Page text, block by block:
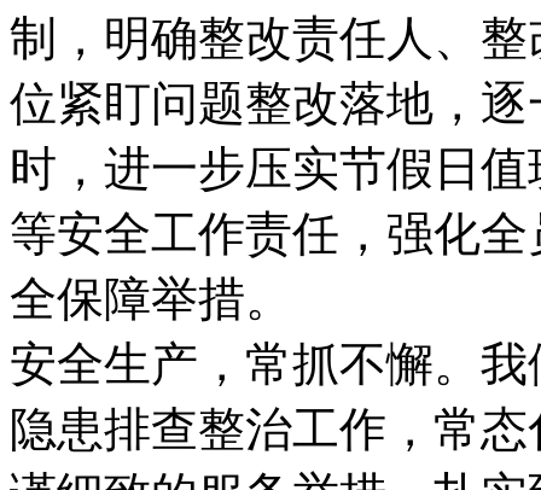
制，明确整改责任人、
位紧盯问题整改落地，
时，进一步压实节假日
等安全工作责任，强化
全保障举措。
安全生产，常抓不懈。
隐患排查整治工作，常